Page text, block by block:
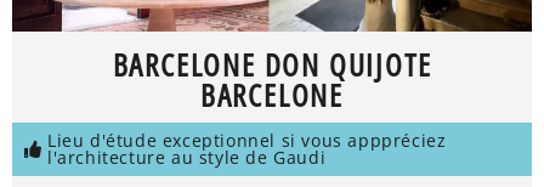
BARCELONE DON QUIJOTE
BARCELONE
Lieu d'étude exceptionnel si vous apppréciez
l'architecture au style de Gaudi